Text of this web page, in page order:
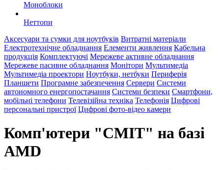
Моноблоки
Неттопи
Аксесуари та сумки для ноутбуків Витратні матеріали
Електротехнічне обладнання Елементи живлення Кабельна
продукція Комплектуючі Мережеве активне обладнання
Мережеве пасивне обладнання Монітори Мультимедіа
Мультимедіа проектори Ноутбуки, нетбуки Периферія
Планшети Програмне забезпечення Сервери Системи
автономного енергопостачання Системи безпеки Смартфони,
мобільні телефони Телевізійна техніка Телефонія Цифрові
персональні пристрої Цифрові фото-відео камери
Комп'ютери "СМІТ" на базі
AMD